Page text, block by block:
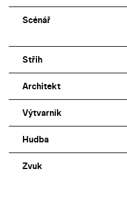
Scénář
Střih
Architekt
Výtvarník
Hudba
Zvuk